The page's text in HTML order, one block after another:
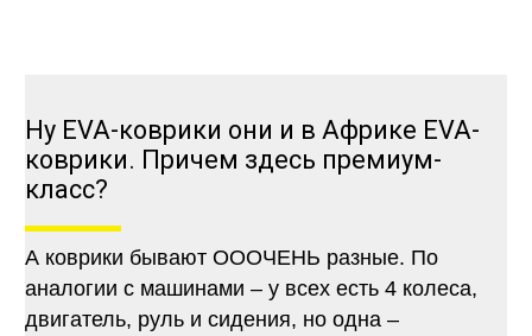
Ну EVA-коврики они и в Африке EVA-
коврики. Причем здесь премиум-
класс?
А коврики бывают ОООЧЕНЬ разные. По
аналогии с машинами – у всех есть 4 колеса,
двигатель, руль и сидения, но одна –